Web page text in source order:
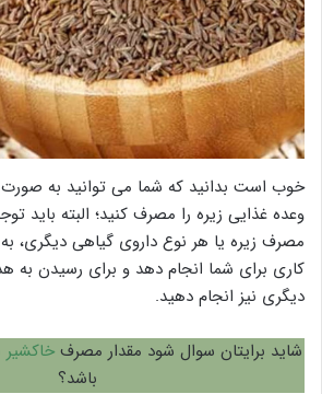
خوب است بدانید که شما می توانید به
وعده غذایی زیره را مصرف کنید؛ البته باید
مصرف زیره یا هر نوع داروی گیاهی دیگری، به
کاری برای شما انجام دهد و برای رسیدن به
دیگری نیز انجام دهید.
شاید برایتان سوال شود مقدار مصرفخاکشیر
باشد؟